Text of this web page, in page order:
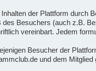
der Plattform durch
des Besuchers (auch z.B.
vereinbart. Jedem
Besucher der
und dem